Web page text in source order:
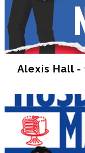
Alexis Hall -